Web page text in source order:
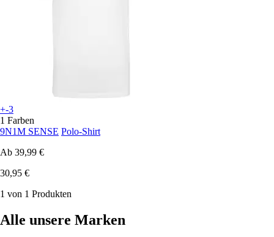
+-3
1 Farben
9N1M SENSE Polo-Shirt
Ab 39,99 €
30,95 €
1 von 1 Produkten
Alle unsere Marken